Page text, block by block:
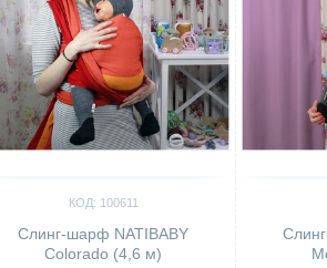
КОД: 100611
Слинг-шарф NATIBABY
Colorado (4,6 м)